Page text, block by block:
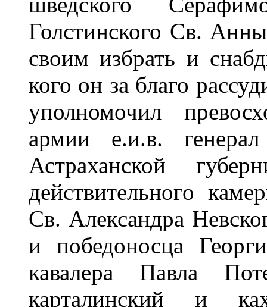
Голстинского Св.
своим избрать и
кого он за благо
уполномочил
армии е.и.в.
Астраханской
действительного
Св. Александра
и победоносца
кавалера Павла
карталинский и